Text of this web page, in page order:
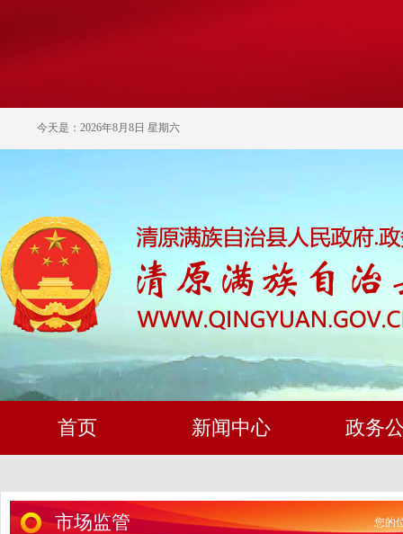
今天是：2026年8月8日 星期六
首页 新闻中心 政务
市场监管 您的